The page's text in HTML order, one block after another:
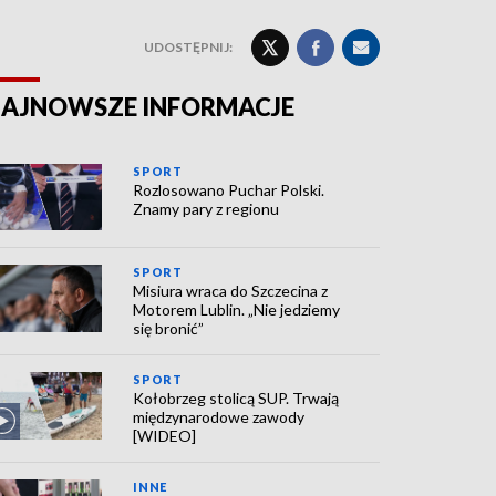
UDOSTĘPNIJ:
INFORMACJE
SPORT
Rozlosowano Puchar Polski.
Znamy pary z regionu
SPORT
Misiura wraca do Szczecina z
Motorem Lublin. „Nie jedziemy
się bronić”
SPORT
Kołobrzeg stolicą SUP. Trwają
międzynarodowe zawody
[WIDEO]
INNE